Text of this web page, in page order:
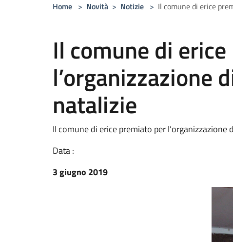
Home > Novità > Notizie > Il comune di erice
Il comune di
l’organizzazione
natalizie
Il comune di erice premiato per
Data :
3 giugno 2019